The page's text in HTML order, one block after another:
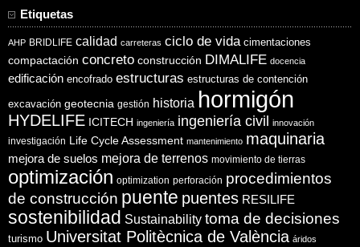
Etiquetas
AHP BRIDLIFE calidad carreteras ciclo de vida cimentaciones
compactación concreto construcción DIMALIFE docencia
edificación encofrado estructuras estructuras de contención
excavación geotecnia gestión historia hormigón
HYDELIFE ICITECH ingeniería ingeniería civil innovación
investigación Life Cycle Assessment mantenimiento maquinaria
mejora de suelos mejora de terrenos movimiento de tierras
optimización optimization perforación procedimientos
de construcción puente puentes RESILIFE
sostenibilidad Sustainability toma de decisiones
turismo Universitat Politècnica de València áridos